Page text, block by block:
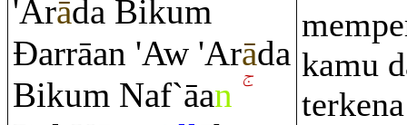
'Arāda Bikum
Đarrāan 'Aw 'Arāda
Bikum Naf`āan
kamu